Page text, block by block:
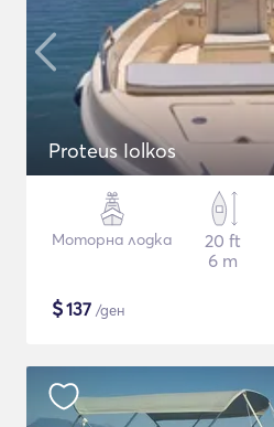
Proteus Iolkos
Моторна лодка
20 ft
6 m
$137 /ден